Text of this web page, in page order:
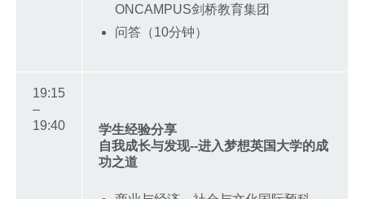
ONCAMPUS剑桥教育集团
问答（10分钟）
19:15
–
19:40
学生经验分享
自我成长与发现--进入梦想英国大学的成
功之道